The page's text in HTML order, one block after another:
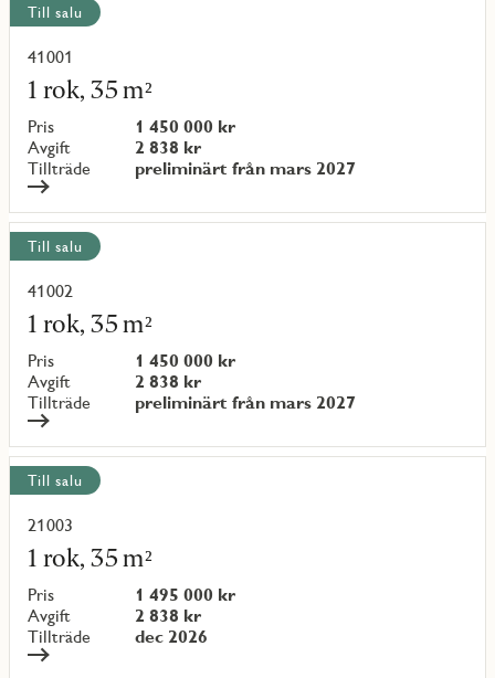
Visa
alla
objekt
Till salu
41001
1 rok, 35 m²
Pris
1 450 000 kr
Avgift
2 838 kr
Tillträde
preliminärt från mars 2027
Läs
mer
om
objekt
{objectNumber}
Till salu
41002
1 rok, 35 m²
Pris
1 450 000 kr
Avgift
2 838 kr
Tillträde
preliminärt från mars 2027
Läs
mer
om
objekt
{objectNumber}
Till salu
21003
1 rok, 35 m²
Pris
1 495 000 kr
Avgift
2 838 kr
Tillträde
dec 2026
Läs
mer
om
objekt
{objectNumber}